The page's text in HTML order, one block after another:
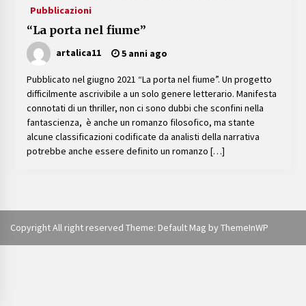
“Albero chi?” senso dell’iniziativa
7 anni ago
La via fluida e il federalismo dei bisogni
7 anni ago
Lo stagno delle gambusie
Pubblicazioni
“La porta nel fiume”
artalica11 5 anni ago
Pubblicato nel giugno 2021 “La porta nel fiume”. Un progetto
difficilmente ascrivibile a un solo genere letterario. Manifesta
connotati di un thriller, non ci sono dubbi che sconfini nella
fantascienza, è anche un romanzo filosofico, ma stante
alcune classificazioni codificate da analisti della narrativa
potrebbe anche essere definito un romanzo […]
Copyright All right reserved Theme: Default Mag by ThemeInWP